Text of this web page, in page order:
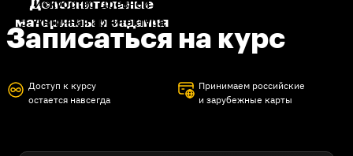
Разберемся, кем стал бы
Дополнительные
материалы и задания
Искусство Древней Греции
Античная архитектура
Античное наследие
Аристотель
Записаться на курс
Доступ к курсу
остается навсегда
Принимаем российские
и зарубежные карты